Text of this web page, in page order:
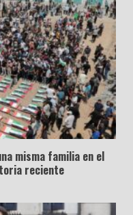
misma familia en el
reciente